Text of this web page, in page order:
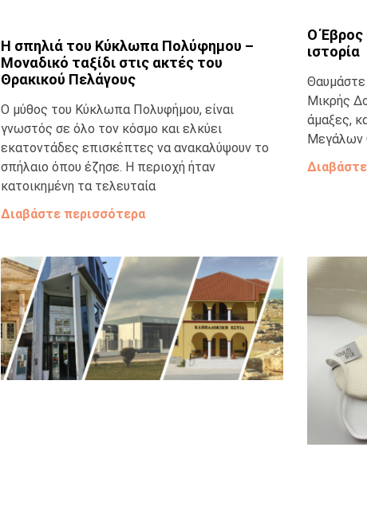
Η σπηλιά του Κύκλωπα Πολύφημου –
Μοναδικό ταξίδι στις ακτές του
Θρακικού Πελάγους
Ο μύθος του Κύκλωπα Πολυφήμου, είναι
γνωστός σε όλο τον κόσμο και ελκύει
εκατοντάδες επισκέπτες να ανακαλύψουν το
σπήλαιο όπου έζησε. Η περιοχή ήταν
κατοικημένη τα τελευταία
Διαβάστε περισσότερα
O Έβρος
ιστορία
Θαυμάστε
Μικρής
άμαξες,
Μεγάλων